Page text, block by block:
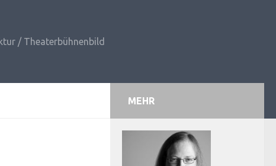
/ Theaterbühnenbild
MEHR